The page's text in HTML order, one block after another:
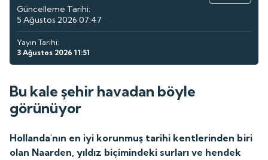
Güncelleme Tarihi:
5 Ağustos 2026 07:47
Yayın Tarihi:
3 Ağustos 2026 11:51
Bu kale şehir havadan böyle
görünüyor
Hollanda'nın en iyi korunmuş tarihi kentlerinden biri
olan Naarden, yıldız biçimindeki surları ve hendek